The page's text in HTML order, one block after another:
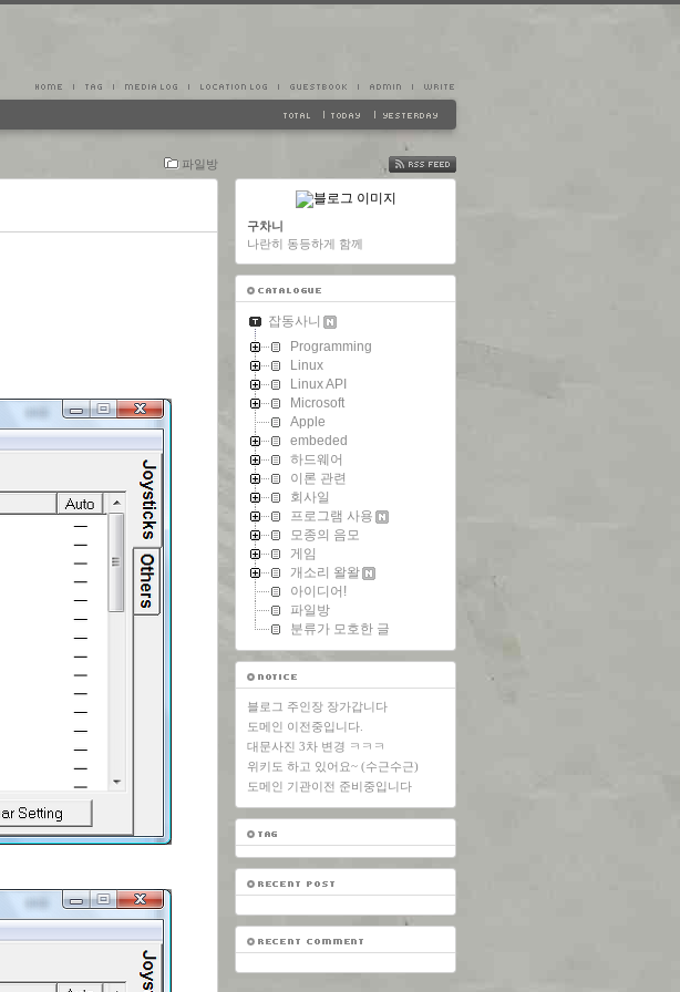
파일방
FEED
구차니
나란히 동등하게 함께
잡동사니
Programming
Linux
Linux API
Microsoft
Apple
embeded
하드웨어
이론 관련
회사일
프로그램 사용
모종의 음모
게임
개소리 왈왈
아이디어!
파일방
분류가 모호한 글
블로그 주인장 장가갑니다
도메인 이전중입니다.
대문사진 3차 변경 ㅋㅋㅋ
위키도 하고 있어요~ (수근수근)
도메인 기관이전 준비중입니다